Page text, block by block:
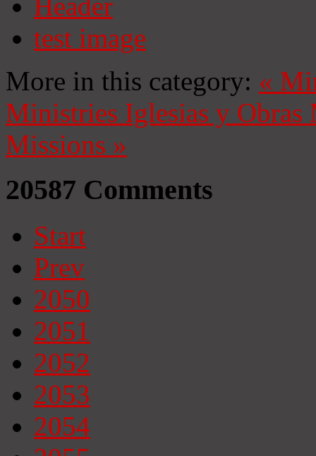
test image
More in this category: «
Ministries Iglesias y Obras
Missions »
20587 Comments
Start
Prev
2050
2051
2052
2053
2054